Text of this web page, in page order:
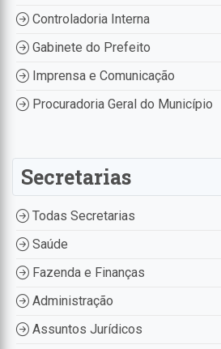
Controladoria Interna
Gabinete do Prefeito
Imprensa e Comunicação
Procuradoria Geral do Município
Secretarias
Todas Secretarias
Saúde
Fazenda e Finanças
Administração
Assuntos Jurídicos